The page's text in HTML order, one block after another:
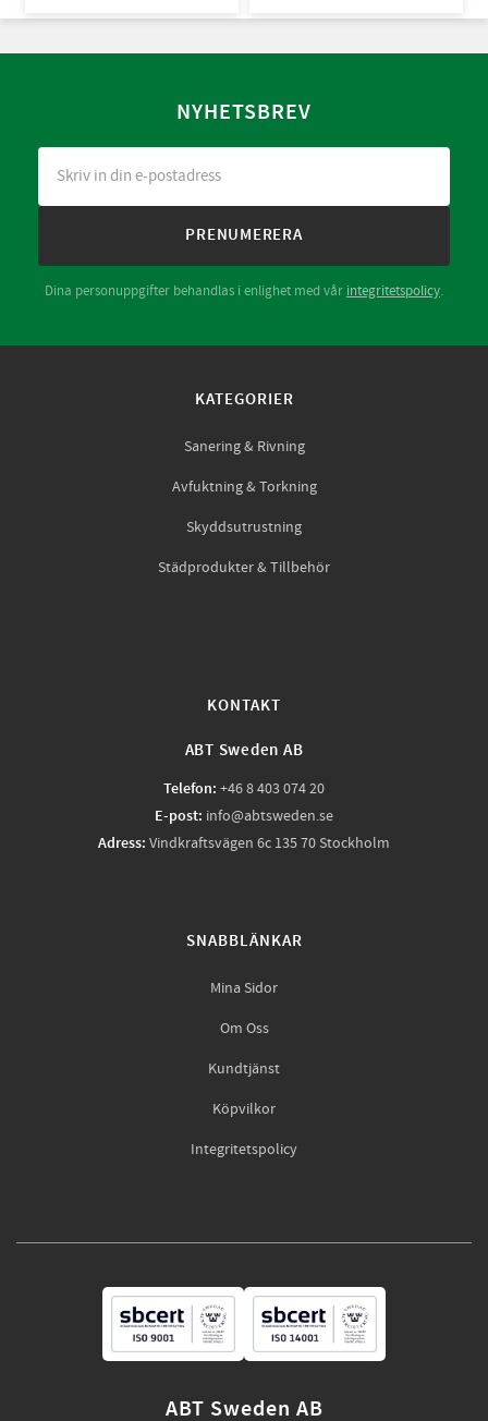
NYHETSBREV
PRENUMERERA
Dina personuppgifter behandlas i enlighet med vår integritetspolicy.
KATEGORIER
Sanering & Rivning
Avfuktning & Torkning
Skyddsutrustning
Städprodukter & Tillbehör
KONTAKT
ABT Sweden AB
Telefon: +46 8 403 074 20
E-post: info@abtsweden.se
Adress: Vindkraftsvägen 6c 135 70 Stockholm
SNABBLÄNKAR
Mina Sidor
Om Oss
Kundtjänst
Köpvilkor
Integritetspolicy
ABT Sweden AB